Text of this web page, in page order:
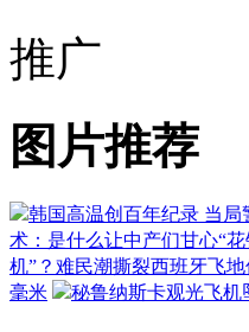
推广
图片推荐
韩国高温创百年纪录 当
术：是什么让中产们甘心“花
机”？难民潮撕裂西班牙飞地
毫米
秘鲁纳斯卡观光飞机